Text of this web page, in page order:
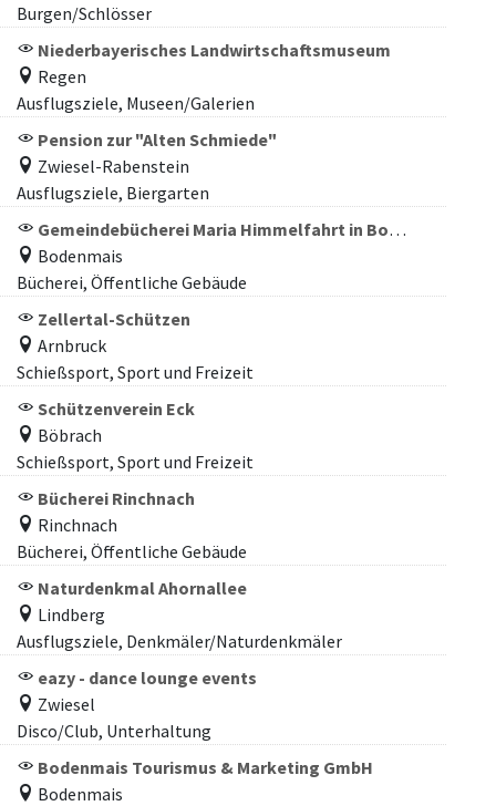
Burgen/Schlösser
Niederbayerisches Landwirtschaftsmuseum
Regen
Ausflugsziele, Museen/Galerien
Pension zur "Alten Schmiede"
Zwiesel-Rabenstein
Ausflugsziele, Biergarten
Gemeindebücherei Maria Himmelfahrt in Bodenmais
Bodenmais
Bücherei, Öffentliche Gebäude
Zellertal-Schützen
Arnbruck
Schießsport, Sport und Freizeit
Schützenverein Eck
Böbrach
Schießsport, Sport und Freizeit
Bücherei Rinchnach
Rinchnach
Bücherei, Öffentliche Gebäude
Naturdenkmal Ahornallee
Lindberg
Ausflugsziele, Denkmäler/Naturdenkmäler
eazy - dance lounge events
Zwiesel
Disco/Club, Unterhaltung
Bodenmais Tourismus & Marketing GmbH
Bodenmais